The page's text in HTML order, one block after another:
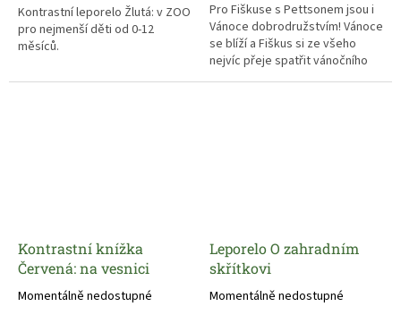
Kontrastní leporelo Žlutá: v ZOO
pro nejmenší děti od 0-12
měsíců.
Pro Fiškuse s Pettsonem jsou i
Vánoce dobrodružstvím! Vánoce
se blíží a Fiškus si ze všeho
nejvíc přeje spatřit vánočního
skřítka.
Kontrastní knížka
Červená: na vesnici
Momentálně nedostupné
Leporelo O zahradním
skřítkovi
Momentálně nedostupné